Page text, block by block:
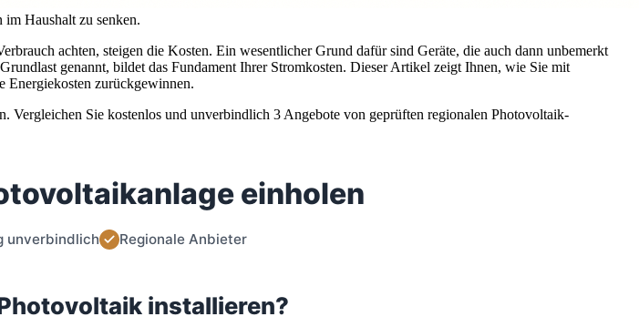
Haushalt zu senken.
achten, steigen die Kosten. Ein wesentlicher Grund dafür sind Geräte, die auch dann unbemerkt
genannt, bildet das Fundament Ihrer Stromkosten. Dieser Artikel zeigt Ihnen, wie Sie mit
Energiekosten zurückgewinnen.
Vergleichen Sie kostenlos und unverbindlich 3 Angebote von geprüften regionalen Photovoltaik-
einholen
unverbindlich Regionale Anbieter
installieren?